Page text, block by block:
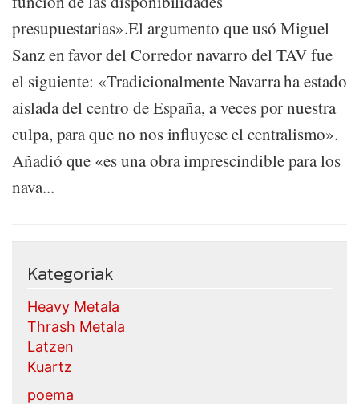
presupuestarias».El argumento que usó Miguel
Sanz en favor del Corredor navarro del TAV fue
el siguiente: «Tradicionalmente Navarra ha estado
aislada del centro de España, a veces por nuestra
culpa, para que no nos influyese el centralismo».
Añadió que «es una obra imprescindible para los
nava...
Kategoriak
Heavy Metala
Thrash Metala
Latzen
Kuartz
poema